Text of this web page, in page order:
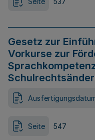
Gesetz zur
Vorkurse zur
Seite 547